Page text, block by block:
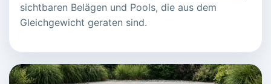
sichtbaren Belägen und Pools, die aus dem
Gleichgewicht geraten sind.